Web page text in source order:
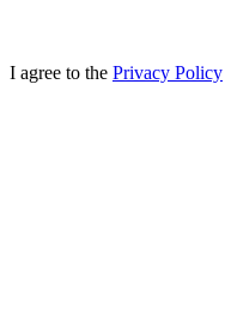
I agree to the Privacy Policy